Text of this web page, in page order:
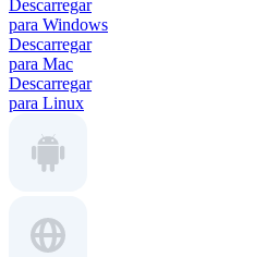
Descarregar
para Windows
Descarregar
para Mac
Descarregar
para Linux